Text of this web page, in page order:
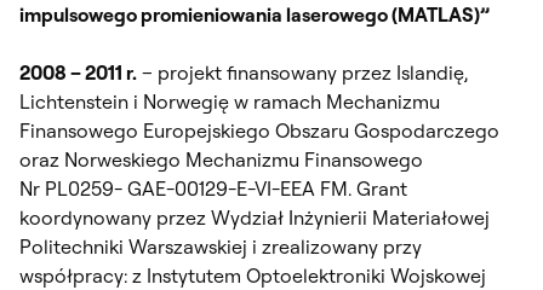
impulsowego promieniowania laserowego (MATLAS)”
2008 – 2011 r. – projekt finansowany przez Islandię,
Lichtenstein i Norwegię w ramach Mechanizmu
Finansowego Europejskiego Obszaru Gospodarczego
oraz Norweskiego Mechanizmu Finansowego
Nr PL0259- GAE-00129-E-VI-EEA FM. Grant
koordynowany przez Wydział Inżynierii Materiałowej
Politechniki Warszawskiej i zrealizowany przy
współpracy: z Instytutem Optoelektroniki Wojskowej